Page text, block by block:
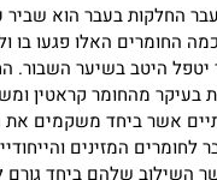
החלקות בעבר הוא שביר
החומרים האלו פגעו בו
יטפל היטב בשיער השבור.
בעיקר מהחומר קראטין
אשר ביחד משקמים
לחומרים המזינים
השילוב שלהם ביחד גורם